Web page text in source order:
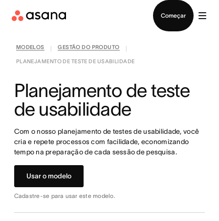
Começar
MODELOS GESTÃO DO PRODUTO
PLANEJAMENTO DE TESTE DE USABILIDADE
Planejamento de teste
de usabilidade
Com o nosso planejamento de testes de usabilidade, você
cria e repete processos com facilidade, economizando
tempo na preparação de cada sessão de pesquisa.
Usar o modelo
Cadastre-se para usar este modelo.